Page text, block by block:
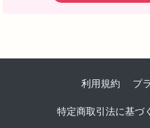
利用規約 プ
特定商取引法に基づ